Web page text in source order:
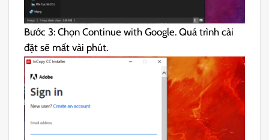
Bước 3: Chọn Continue with Google. Quá trình cài
đặt sẽ mất vài phút.